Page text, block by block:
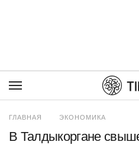
ГЛАВНАЯ ЭКОНОМИКА
В Талдыкоргане